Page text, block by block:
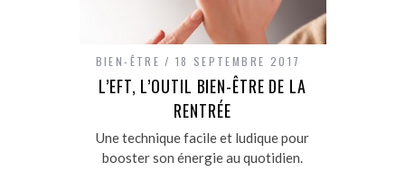
BIEN-ÊTRE 18 SEPTEMBRE 2017
L’EFT, L’OUTIL BIEN-ÊTRE DE LA
RENTRÉE
Une technique facile et ludique pour
booster son énergie au quotidien.